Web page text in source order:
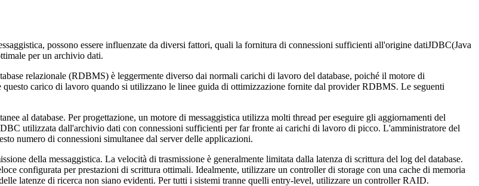
possono essere influenzate da diversi fattori, quali la fornitura di connessioni sufficienti all'origine datiJDBC(Java
per un archivio dati.
relazionale (RDBMS) è leggermente diverso dai normali carichi di lavoro del database, poiché il motore di
questo carico di lavoro quando si utilizzano le linee guida di ottimizzazione fornite dal provider RDBMS. Le seguenti
al database. Per progettazione, un motore di messaggistica utilizza molti thread per eseguire gli aggiornamenti del
utilizzata dall'archivio dati con connessioni sufficienti per far fronte ai carichi di lavoro di picco. L'amministratore del
numero di connessioni simultanee dal server delle applicazioni.
della messaggistica. La velocità di trasmissione è generalmente limitata dalla latenza di scrittura del log del database.
configurata per prestazioni di scrittura ottimali. Idealmente, utilizzare un controller di storage con una cache di memoria
latenze di ricerca non siano evidenti. Per tutti i sistemi tranne quelli entry-level, utilizzare un controller RAID.